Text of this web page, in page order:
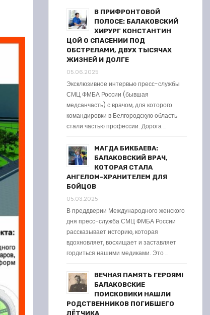
В ПРИФРОНТОВОЙ
ПОЛОСЕ: БАЛАКОВСКИЙ
ХИРУРГ КОНСТАНТИН
ЦОЙ О СПАСЕНИИ ПОД
ОБСТРЕЛАМИ, ДВУХ ТЫСЯЧАХ
ЖИЗНЕЙ И ДОЛГЕ
05.06.2025
Эксклюзивное интервью пресс-службы
СМЦ ФМБА России (бывшая
медсанчасть) с врачом, для которого
командировки в Белгородскую область
стали частью профессии. Дорога …
МАГДА БИКБАЕВА:
БАЛАКОВСКИЙ ВРАЧ,
КОТОРАЯ СТАЛА
АНГЕЛОМ-ХРАНИТЕЛЕМ ДЛЯ
БОЙЦОВ
05.03.2025
В преддверии Международного женского
дня пресс-служба СМЦ ФМБА России
рассказывает историю, которая
вдохновляет, восхищает и заставляет
гордиться нашими медиками. Это …
ВЕЧНАЯ ПАМЯТЬ ГЕРОЯМ!
БАЛАКОВСКИЕ
ПОИСКОВИКИ НАШЛИ
РОДСТВЕННИКОВ ПОГИБШЕГО
ЛЁТЧИКА